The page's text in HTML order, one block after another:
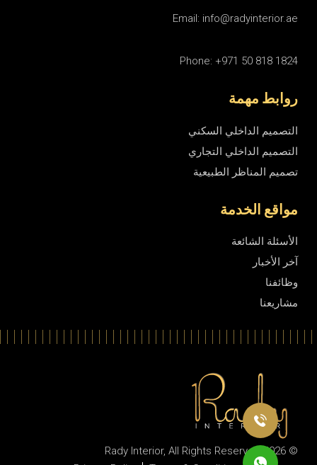
Email: info@radyinterior.ae
Phone: +971 50 818 1824
روابط مهمة
التصميم الداخلي السكني
التصميم الداخلي التجاري
تصميم المناظر الطبيعية
مواقع الخدمة
الأسئلة الشائعة
آخر الأخبار
وظائفنا
مشاريعنا
© 2026
Rady Interior, All Rights Reserved